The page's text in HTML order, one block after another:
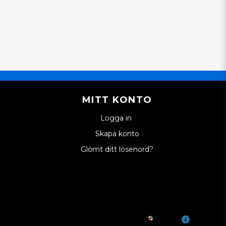
MITT KONTO
Logga in
Skapa konto
Glömt ditt lösenord?